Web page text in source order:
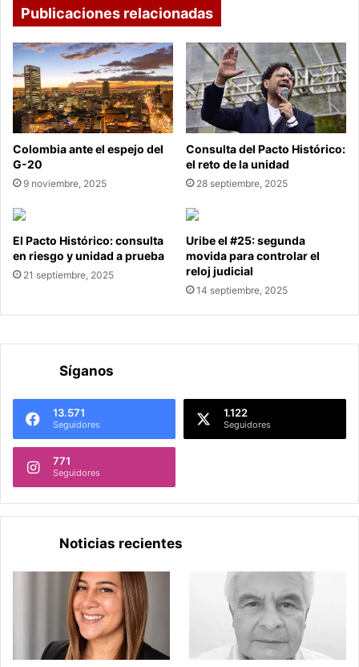
Publicaciones relacionadas
Colombia ante el espejo del
G-20
9 noviembre, 2025
Consulta del Pacto Histórico:
el reto de la unidad
28 septiembre, 2025
El Pacto Histórico: consulta
en riesgo y unidad a prueba
21 septiembre, 2025
Uribe el #25: segunda
movida para controlar el
reloj judicial
14 septiembre, 2025
Síganos
13.571
Seguidores
1.122
Seguidores
771
Seguidores
Noticias recientes